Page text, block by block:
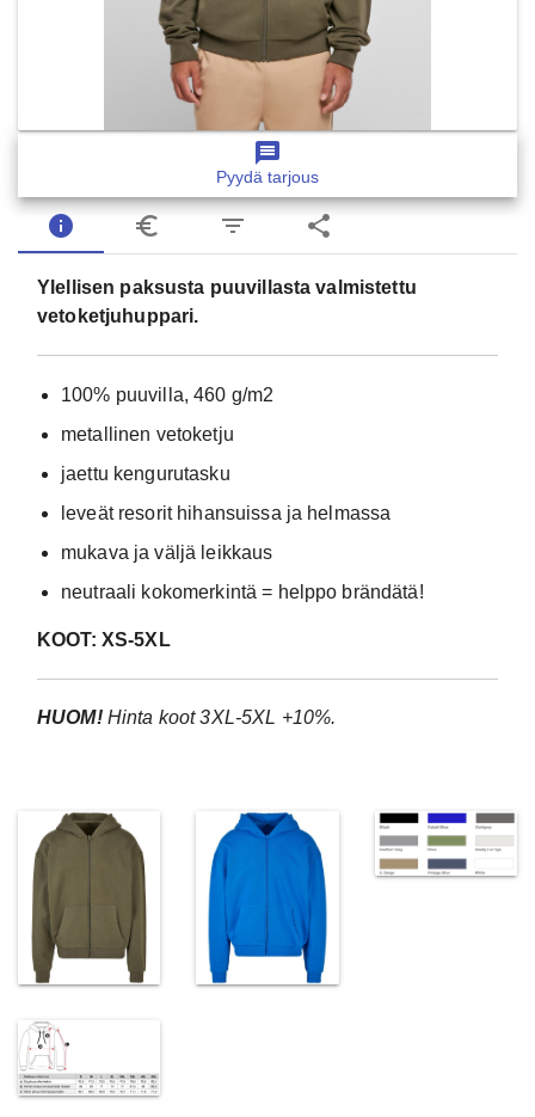
message
Pyydä tarjous
info euro_symbol filter_list share
Ylellisen paksusta puuvillasta valmistettu
vetoketjuhuppari.
100% puuvilla, 460 g/m2
metallinen vetoketju
jaettu kengurutasku
leveät resorit hihansuissa ja helmassa
mukava ja väljä leikkaus
neutraali kokomerkintä = helppo brändätä!
KOOT: XS-5XL
HUOM!Hinta koot 3XL-5XL +10%.